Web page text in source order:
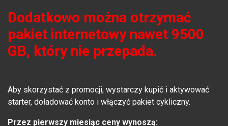
Dodatkowo można otrzymać
pakiet internetowy nawet 9500
GB, który nie przepada.
Aby skorzystać z promocji, wystarczy kupić i aktywować
starter, doładować konto i włączyć pakiet cykliczny.
Przez pierwszy miesiąc ceny wynoszą: